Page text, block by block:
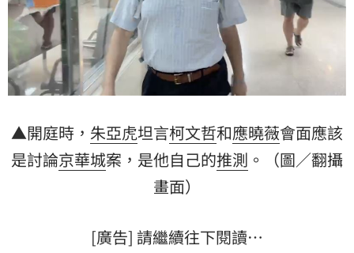
▲開庭時， 朱亞虎坦言柯文哲和應曉薇會面應該
是討論京華城案，是他自己的推測 。（圖／翻攝
畫面）
[廣告] 請繼續往下閱讀…